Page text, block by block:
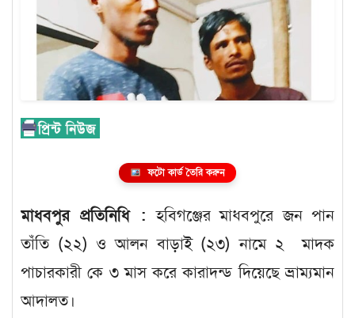
ফটো কার্ড তৈরি করুন
মাধবপুর প্রতিনিধি :হবিগঞ্জের মাধবপুরে জন পান
তাঁতি (২২) ও আলন বাড়াই (২৩) নামে ২ মাদক
পাচারকারী কে ৩ মাস করে কারাদন্ড দিয়েছে ভ্রাম্যমান
আদালত।